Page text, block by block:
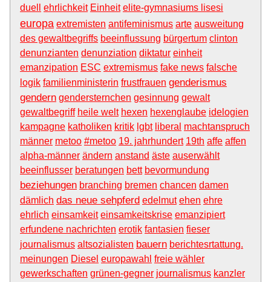
duell
ehrlichkeit Einheit elite-gymnasiums lisesi
europa extremisten antifeminismus arte ausweitung
des gewaltbegriffs beeinflussung bürgertum clinton
denunzianten denunziation diktatur einheit
emanzipation ESC extremismus fake news falsche
logik familienministerin frustfrauen genderismus
gendern gendersternchen gesinnung gewalt
gewaltbegriff heile welt hexen hexenglaube idelogien
kampagne katholiken kritik lgbt liberal machtanspruch
männer metoo #metoo 19. jahrhundert 19th affe affen
alpha-männer ändern anstand äste auserwählt
beeinflusser beratungen bett bevormundung
beziehungen branching bremen chancen damen
dämlich das neue sehpferd edelmut ehen ehre
ehrlich einsamkeit einsamkeitskrise emanzipiert
erfundene nachrichten erotik fantasien fieser
journalismus altsozialisten bauern berichtesrtattung.
meinungen Diesel europawahl freie wähler
gewerkschaften grünen-gegner journalismus kanzler